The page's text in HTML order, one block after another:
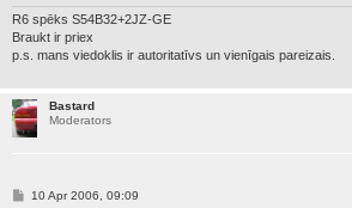
R6 spēks S54B32+2JZ-GE
Braukt ir priex
p.s. mans viedoklis ir autoritatīvs un vienīgais pareizais.
Bastard
Moderators
P10 Apr 2006, 09:09